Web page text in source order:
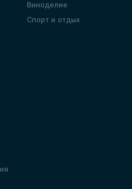
Виноделие
Спорт и отдых